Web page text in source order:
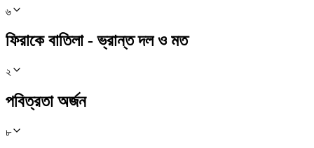
৬
ফিরাকে বাতিলা - ভ্রান্ত দল ও মত
২
পবিত্রতা অর্জন
৮